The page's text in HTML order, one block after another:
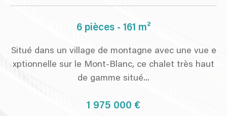
6 pièces - 161 m²
Situé dans un village de montagne avec une vue e
xptionnelle sur le Mont-Blanc, ce chalet très haut
de gamme situé...
1 975 000 €